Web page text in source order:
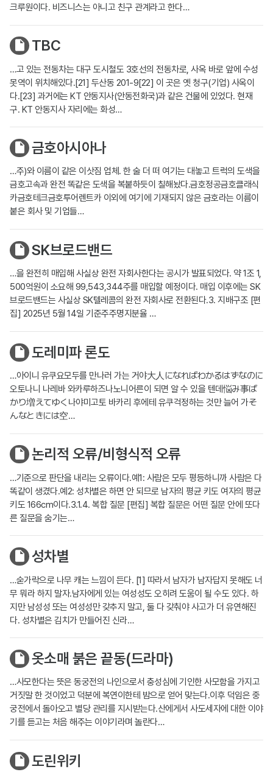
크루원이다. 비즈니스는 아니고 친구 관계라고 한다…
TBC
…고 있는 전동차는 대구 도시철도 3호선의 전동차로, 사옥 바로 앞에 수성
못역이 위치해있다.[21] 두산동 201-9[22] 이 곳은 옛 청구(기업) 사옥이
다.[23] 과거에는 KT 안동지사(안동전화국)과 같은 건물에 있었다. 현재
구. KT 안동지사 자리에는 화성…
금호아시아나
…주)와 이름이 같은 이삿짐 업체. 한 술 더 떠 여기는 대놓고 트럭의 도색을
금호고속과 완전 똑같은 도색을 복붙하듯이 칠해놨다.금호정공금호클래식
카금호테크금호투어렌트카 이외에 여기에 기재되지 않은 금호라는 이름이
붙은 회사 및 기업들…
SK브로드밴드
…을 완전히 매입해 사실상 완전 자회사한다는 공시가 발표되었다. 약 1조 1,
500억원이 소요해 99,543,344주를 매입할 예정이다. 매입 이후에는 SK
브로드밴드는 사실상 SK텔레콤의 완전 자회사로 전환된다.3. 지배구조 [편
집] 2025년 5월 14일 기준주주명지분율 …
도레미파 론도
…아이니 유쿠요모두를 만나러 가는 거야大人になればわかるはずなのに
오토나니 나레바 와카루하즈나노니어른이 되면 알 수 있을 텐데悩み事ば
かり増えてゆく나야미고토 바카리 후에테 유쿠걱정하는 것만 늘어 가そ
んなときには空…
논리적 오류/비형식적 오류
…기준으로 판단을 내리는 오류이다.예1: 사람은 모두 평등하니까 사람은 다
똑같이 생겼다.예2: 성차별은 하면 안 되므로 남자의 평균 키도 여자의 평균
키도 166cm이다.3.1.4. 복합 질문 [편집] 복합 질문은 어떤 질문 안에 또다
른 질문을 숨기는…
성차별
…숟가락으로 나무 캐는 느낌이 든다. [1] 따라서 남자가 남자답지 못해도 너
무 뭐라 하지 말자.남자에게 있는 여성성도 오히려 도움이 될 수도 있다. 하
지만 남성성 또는 여성성만 갖추지 말고, 둘 다 갖춰야 사고가 더 유연해진
다. 성차별은 김치가 만들어진 신라…
옷소매 붉은 끝동(드라마)
…사모한다는 뜻은 동궁전의 나인으로서 충성심에 기인한 사모함을 가지고
거짓말 한 것이었고 덕분에 복연이한테 밤으로 얻어 맞는다.이후 덕임은 중
궁전에서 돌아오고 별당 관리를 지시받는다.산에게서 사도세자에 대한 이야
기를 듣고는 처음 해주는 이야기라며 놀란다…
도린위키